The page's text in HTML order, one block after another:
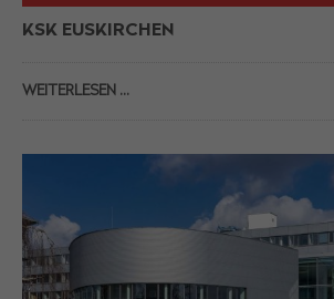
KSK EUSKIRCHEN
WEITERLESEN …